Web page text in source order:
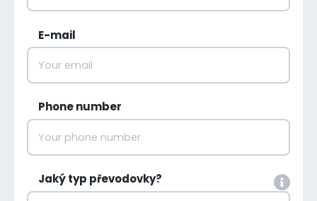
E-mail
Phone number
Jaký typ převodovky?